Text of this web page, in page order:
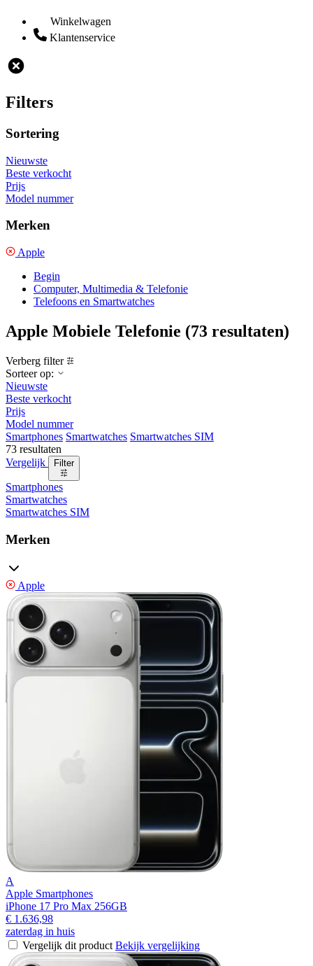
Winkelwagen
Klantenservice
Filters
Sortering
Nieuwste
Beste verkocht
Prijs
Model nummer
Merken
Apple
Begin
Computer, Multimedia & Telefonie
Telefoons en Smartwatches
Apple Mobiele Telefonie (73 resultaten)
Verberg filter
Sorteer op:
Nieuwste
Beste verkocht
Prijs
Model nummer
Smartphones Smartwatches Smartwatches SIM
73 resultaten
Vergelijk
Filter
Smartphones
Smartwatches
Smartwatches SIM
Merken
Apple
A
Apple Smartphones
iPhone 17 Pro Max 256GB
€ 1.636,98
zaterdag in huis
Vergelijk dit product Bekijk vergelijking